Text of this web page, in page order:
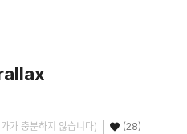
가 충분하지 않습니다) (28)